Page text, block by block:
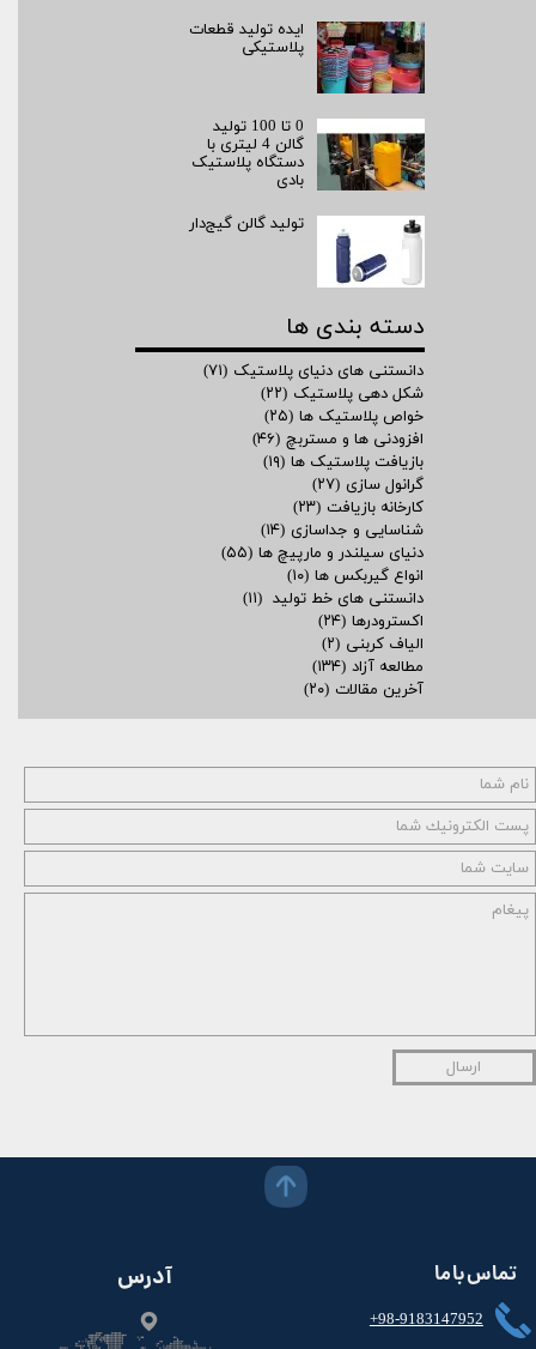
ارسال
ایده تولید قطعات
پلاستیکی
0 تا 100 تولید
گالن 4 لیتری با
دستگاه پلاستیک
بادی
تولید گالن گیج‌دار
دسته بندی ها
دانستنی های دنیای پلاستیک (۷۱)
شکل دهی پلاستیک (۲۲)
خواص پلاستیک ها (۲۵)
افزودنی ها و مستربچ (۴۶)
بازیافت پلاستیک ها (۱۹)
گرانول سازی (۲۷)
کارخانه بازیافت (۲۳)
شناسایی و جداسازی (۱۴)
دنیای سیلندر و مارپیچ ها (۵۵)
انواع گیربکس ها (۱۰)
دانستنی های خط تولید (۱۱)
اکسترودرها (۲۴)
الیاف کربنی (۲)
مطالعه آزاد (۱۳۴)
آخرین مقالات (۲۰)
+98-9183147952
آدرس تماس با ما